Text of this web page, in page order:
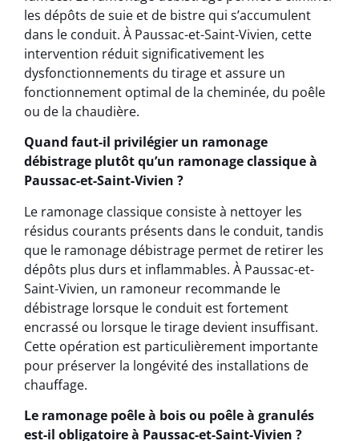
les dépôts de suie et de bistre qui s’accumulent
dans le conduit. À Paussac-et-Saint-Vivien, cette
intervention réduit significativement les
dysfonctionnements du tirage et assure un
fonctionnement optimal de la cheminée, du poêle
ou de la chaudière.
Quand faut-il privilégier un ramonage
débistrage plutôt qu’un ramonage classique à
Paussac-et-Saint-Vivien ?
Le ramonage classique consiste à nettoyer les
résidus courants présents dans le conduit, tandis
que le ramonage débistrage permet de retirer les
dépôts plus durs et inflammables. À Paussac-et-
Saint-Vivien, un ramoneur recommande le
débistrage lorsque le conduit est fortement
encrassé ou lorsque le tirage devient insuffisant.
Cette opération est particulièrement importante
pour préserver la longévité des installations de
chauffage.
Le ramonage poêle à bois ou poêle à granulés
est-il obligatoire à Paussac-et-Saint-Vivien ?